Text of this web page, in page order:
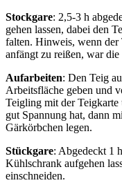
Stockgare: 2,5-3 h
gehen lassen, dabei den
falten. Hinweis, wenn der
anfängt zu reißen, war
Aufarbeiten: Den Teig
Arbeitsfläche geben und
Teigling mit der Teigkarte
gut Spannung hat, dann
Gärkörbchen legen.
Stückgare: Abgedeckt 1
Kühlschrank aufgehen
einschneiden.